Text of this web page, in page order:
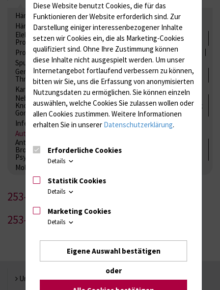
Hämatologie / Anämie
Retikulozyten
Hämoglobinelektrophorese
Liquordiagnostik
Elektrolyte, Enzyme, Substrate, Metabolite, Blutalkohol,
Proteine
Proteine
Lipide / Lipoproteine Niere / Harnwege
Spurenelemente
Säuren-Basen-Status
Gerinnung / Gerinnungsaktivierung / Gerinnungsfaktoren /
Thrombozytenfunktion / Antikoagulation
Kardiale Marker
Tumormarker
Interleukine
Nebenniere / Niere; Nebenschilddrüse ( Ca-Stoffwechsel /
Knochen; Hypophyse / Wachstum; Gestroinaltrakt / Vitamine;
Gonaden / Zyklus / Sterilität
Infektionsserologie
Allergiediagnostik
Immunologie
Autoimmundiagnostik
Antibiotika, Zystostatika, Immunsuppressiva, Amaleptika,
Bronchospasmolytika, Antiepileptika, Kardiaka,
Psychpharmaka
Molekulare Diagnostik
253-1
253-2
Universität Rostock
Diese Website benutzt Cookies, die für das
Funktionieren der Website erforderlich sind. Zur
Darstellung einiger interessenbezogener Inhalte
setzen wir Cookies ein, die als Marketing-Cookies
qualifiziert sind. Ohne Ihre Zustimmung können
diese Inhalte nicht ausgespielt werden. Um unser
Internetangebot fortlaufend verbessern zu können,
bitten wir Sie, uns die Erfassung von anonymisierten
Nutzungsdaten zu ermöglichen. Sie können einzeln
auswählen, welche Cookies Sie zulassen wollen oder
allen Cookies zustimmen. Weitere Informationen
erhalten Sie in unserer Datenschutzerklärung.
Erforderliche Cookies
Details
Statistik Cookies
Details
Marketing Cookies
Details
Eigene Auswahl bestätigen
oder